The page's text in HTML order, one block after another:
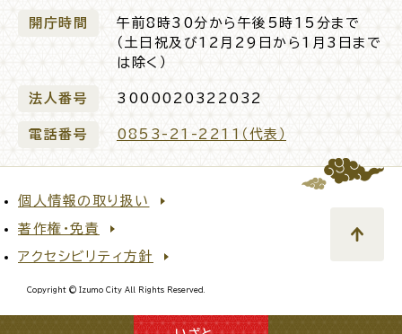
くらしの便利情報
開庁時間
午前8時30分から午後5時15分まで
（土日祝及び12月29日から1月3日まで
は除く）
法人番号 3000020322032
電話番号 0853-21-2211（代表）
個人情報の取り扱い
著作権・免責
アクセシビリティ方針
Copyright © Izumo City All Rights Reserved.